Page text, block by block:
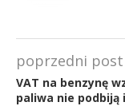
poprzedni post
VAT na benzynę
paliwa nie